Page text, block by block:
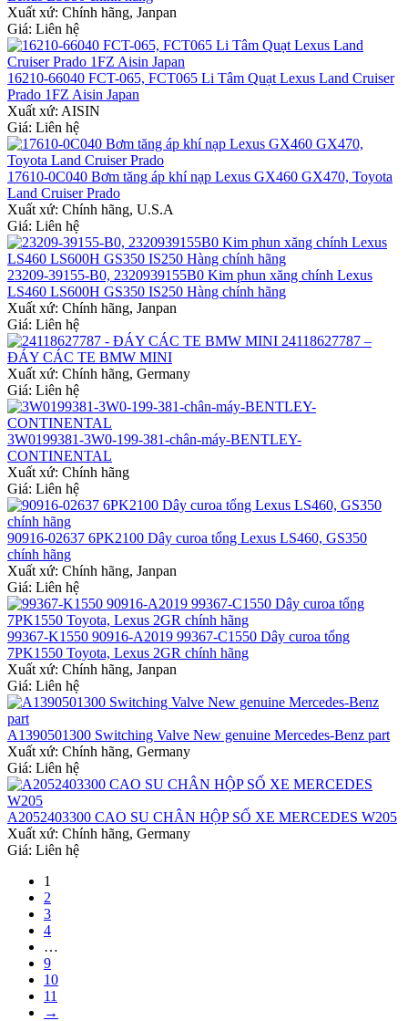
Xuất xứ: Chính hãng, Janpan
Giá: Liên hệ
16210-66040 FCT-065, FCT065 Li Tâm Quạt Lexus Land Cruiser
Prado 1FZ Aisin Japan
Xuất xứ: AISIN
Giá: Liên hệ
17610-0C040 Bơm tăng áp khí nạp Lexus GX460 GX470, Toyota
Land Cruiser Prado
Xuất xứ: Chính hãng, U.S.A
Giá: Liên hệ
23209-39155-B0, 2320939155B0 Kim phun xăng chính Lexus
LS460 LS600H GS350 IS250 Hàng chính hãng
Xuất xứ: Chính hãng, Janpan
Giá: Liên hệ
24118627787 –
ĐÁY CÁC TE BMW MINI
Xuất xứ: Chính hãng, Germany
Giá: Liên hệ
3W0199381-3W0-199-381-chân-máy-BENTLEY-
CONTINENTAL
Xuất xứ: Chính hãng
Giá: Liên hệ
90916-02637 6PK2100 Dây curoa tổng Lexus LS460, GS350
chính hãng
Xuất xứ: Chính hãng, Janpan
Giá: Liên hệ
99367-K1550 90916-A2019 99367-C1550 Dây curoa tổng
7PK1550 Toyota, Lexus 2GR chính hãng
Xuất xứ: Chính hãng, Janpan
Giá: Liên hệ
A1390501300 Switching Valve New genuine Mercedes-Benz part
Xuất xứ: Chính hãng, Germany
Giá: Liên hệ
A2052403300 CAO SU CHÂN HỘP SỐ XE MERCEDES W205
Xuất xứ: Chính hãng, Germany
Giá: Liên hệ
1
2
3
4
…
9
10
11
→